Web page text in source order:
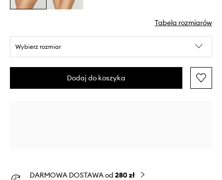
Tabela rozmiarów
Wybierz rozmiar
Dodaj do koszyka
DARMOWA DOSTAWA od 280 zł